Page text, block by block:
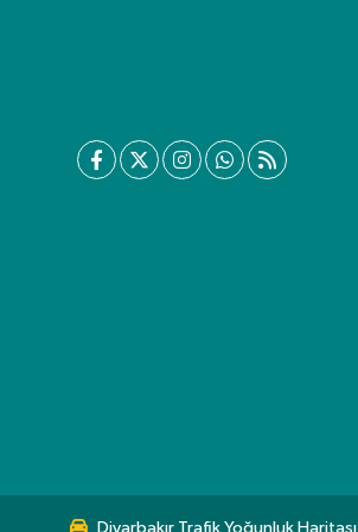
Diyarbakır Trafik Yoğunluk Haritası